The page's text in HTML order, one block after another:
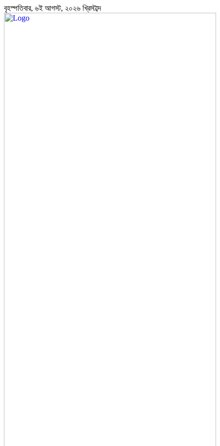
বৃহস্পতিবার, ৬ই আগস্ট, ২০২৬ খ্রিস্টাব্দ